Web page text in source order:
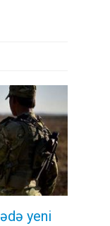
yeni